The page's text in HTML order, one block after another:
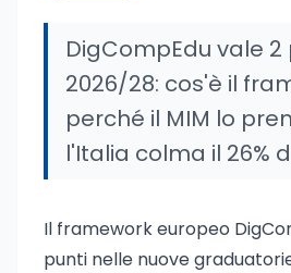
DigCompEdu vale 2
2026/28: cos'è il
perché il MIM lo
l'Italia colma il 26%
Il framework europeo
punti nelle nuove